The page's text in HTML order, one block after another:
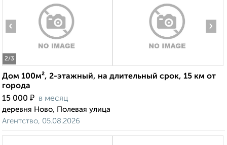
2/3
‹ ›
Дом 100м², 2-этажный, на длительный срок, 15 км от
города
15 000 ₽ в месяц
деревня Ново, Полевая улица
Агентство, 05.08.2026